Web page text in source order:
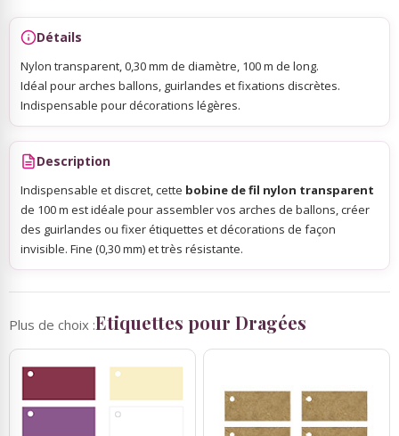
Sky Lanterns
Rubans Tulle Organdi
Détails
Nylon transparent, 0,30 mm de diamètre, 100 m de long.
Idéal pour arches ballons, guirlandes et fixations discrètes.
Indispensable pour décorations légères.
Description
Indispensable et discret, cette bobine de fil nylon transparent
de 100 m est idéale pour assembler vos arches de ballons, créer
des guirlandes ou fixer étiquettes et décorations de façon
invisible. Fine (0,30 mm) et très résistante.
Plus de choix :Etiquettes pour Dragées